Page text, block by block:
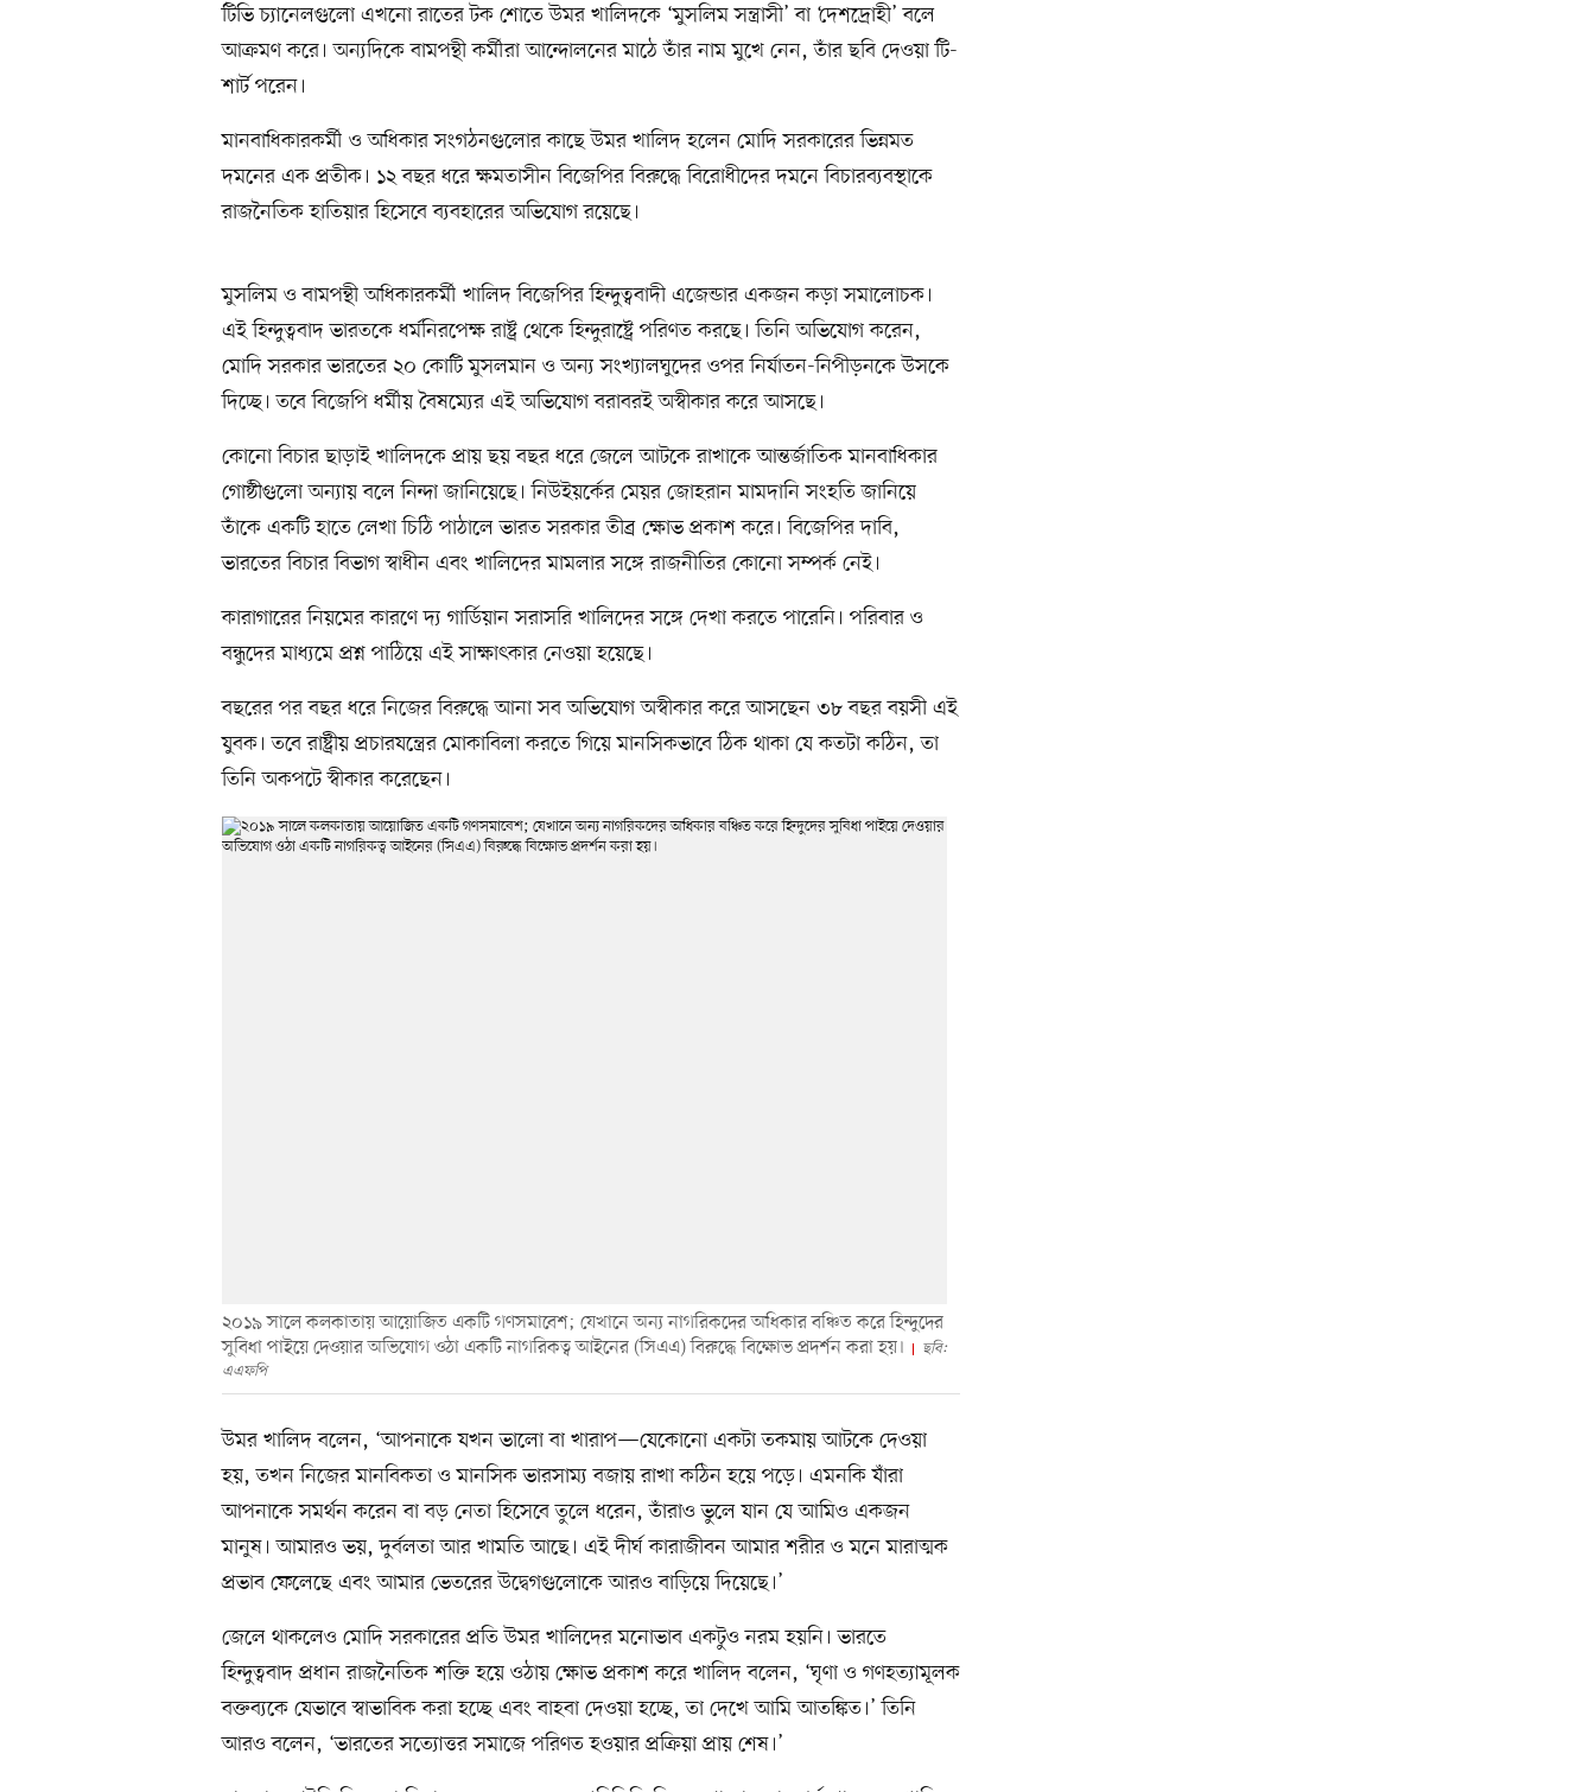
টিভি চ্যানেলগুলো এখনো রাতের টক শোতে উমর খালিদকে ‘মুসলিম সন্ত্রাসী’ বা ‘দেশদ্রোহী’ বলে
আক্রমণ করে। অন্যদিকে বামপন্থী কর্মীরা আন্দোলনের মাঠে তাঁর নাম মুখে নেন, তাঁর ছবি দেওয়া টি-
শার্ট পরেন।
মানবাধিকারকর্মী ও অধিকার সংগঠনগুলোর কাছে উমর খালিদ হলেন মোদি সরকারের ভিন্নমত
দমনের এক প্রতীক। ১২ বছর ধরে ক্ষমতাসীন বিজেপির বিরুদ্ধে বিরোধীদের দমনে বিচারব্যবস্থাকে
রাজনৈতিক হাতিয়ার হিসেবে ব্যবহারের অভিযোগ রয়েছে।
মুসলিম ও বামপন্থী অধিকারকর্মী খালিদ বিজেপির হিন্দুত্ববাদী এজেন্ডার একজন কড়া সমালোচক।
এই হিন্দুত্ববাদ ভারতকে ধর্মনিরপেক্ষ রাষ্ট্র থেকে হিন্দুরাষ্ট্রে পরিণত করছে। তিনি অভিযোগ করেন,
মোদি সরকার ভারতের ২০ কোটি মুসলমান ও অন্য সংখ্যালঘুদের ওপর নির্যাতন-নিপীড়নকে উসকে
দিচ্ছে। তবে বিজেপি ধর্মীয় বৈষম্যের এই অভিযোগ বরাবরই অস্বীকার করে আসছে।
কোনো বিচার ছাড়াই খালিদকে প্রায় ছয় বছর ধরে জেলে আটকে রাখাকে আন্তর্জাতিক মানবাধিকার
গোষ্ঠীগুলো অন্যায় বলে নিন্দা জানিয়েছে। নিউইয়র্কের মেয়র জোহরান মামদানি সংহতি জানিয়ে
তাঁকে একটি হাতে লেখা চিঠি পাঠালে ভারত সরকার তীব্র ক্ষোভ প্রকাশ করে। বিজেপির দাবি,
ভারতের বিচার বিভাগ স্বাধীন এবং খালিদের মামলার সঙ্গে রাজনীতির কোনো সম্পর্ক নেই।
কারাগারের নিয়মের কারণে দ্য গার্ডিয়ান সরাসরি খালিদের সঙ্গে দেখা করতে পারেনি। পরিবার ও
বন্ধুদের মাধ্যমে প্রশ্ন পাঠিয়ে এই সাক্ষাৎকার নেওয়া হয়েছে।
বছরের পর বছর ধরে নিজের বিরুদ্ধে আনা সব অভিযোগ অস্বীকার করে আসছেন ৩৮ বছর বয়সী এই
যুবক। তবে রাষ্ট্রীয় প্রচারযন্ত্রের মোকাবিলা করতে গিয়ে মানসিকভাবে ঠিক থাকা যে কতটা কঠিন, তা
তিনি অকপটে স্বীকার করেছেন।
২০১৯ সালে কলকাতায় আয়োজিত একটি গণসমাবেশ; যেখানে অন্য নাগরিকদের অধিকার বঞ্চিত করে হিন্দুদের
সুবিধা পাইয়ে দেওয়ার অভিযোগ ওঠা একটি নাগরিকত্ব আইনের (সিএএ) বিরুদ্ধে বিক্ষোভ প্রদর্শন করা হয়।
ছবি:
এএফপি
উমর খালিদ বলেন, ‘আপনাকে যখন ভালো বা খারাপ—যেকোনো একটা তকমায় আটকে দেওয়া
হয়, তখন নিজের মানবিকতা ও মানসিক ভারসাম্য বজায় রাখা কঠিন হয়ে পড়ে। এমনকি যাঁরা
আপনাকে সমর্থন করেন বা বড় নেতা হিসেবে তুলে ধরেন, তাঁরাও ভুলে যান যে আমিও একজন
মানুষ। আমারও ভয়, দুর্বলতা আর খামতি আছে। এই দীর্ঘ কারাজীবন আমার শরীর ও মনে মারাত্মক
প্রভাব ফেলেছে এবং আমার ভেতরের উদ্বেগগুলোকে আরও বাড়িয়ে দিয়েছে।’
জেলে থাকলেও মোদি সরকারের প্রতি উমর খালিদের মনোভাব একটুও নরম হয়নি। ভারতে
হিন্দুত্ববাদ প্রধান রাজনৈতিক শক্তি হয়ে ওঠায় ক্ষোভ প্রকাশ করে খালিদ বলেন, ‘ঘৃণা ও গণহত্যামূলক
বক্তব্যকে যেভাবে স্বাভাবিক করা হচ্ছে এবং বাহবা দেওয়া হচ্ছে, তা দেখে আমি আতঙ্কিত।’ তিনি
আরও বলেন, ‘ভারতের সত্যোত্তর সমাজে পরিণত হওয়ার প্রক্রিয়া প্রায় শেষ।’